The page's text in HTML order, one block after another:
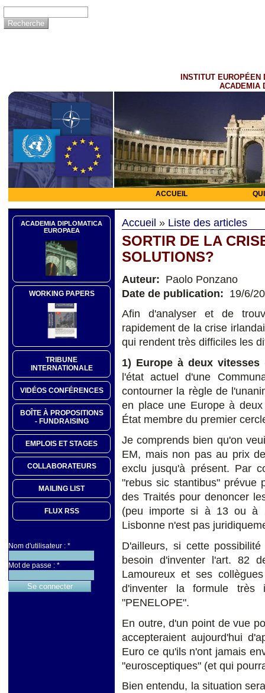
INSTITUT EUROPÉEN
ACADEMIA
ACCUEIL
ACADEMIA DIPLOMATICA
EUROPAEA
WORKING PAPERS
TRIBUNE
INTERNATIONALE
VIDÉOS CONFÉRENCES
BOÎTE À PROPOSITIONS
- FUNDRAISING
EMPLOIS ET STAGES
COLLABORATEURS
MAILING LIST
FLUX RSS
Nom d'utilisateur : *
Mot de passe : *
Accueil » Liste des articles
SORTIR DE LA
SOLUTIONS?
Auteur: Paolo Ponzano
Date de publication: 19/6/
Afin d'analyser et de
rapidement de la crise
qui rendent très difficiles les
1) Europe à deux
l'état actuel d'une
contourner la règle de
en place une Europe à
État membre du premier
Je comprends bien qu'on
EM, mais non pas au prix
exclu jusqu'à présent. Par
"rebus sic stantibus" prévue
des Traités pour denoncer
(peu importe si à 13 ou à
Lisbonne n'est pas
D'ailleurs, si cette
besoin d'inventer l'art. 82
Lamoureux et ses
d'inventer la formule très
"PENELOPE".
En outre, d'un point de vue
accepteraient aujourd'hui
Euro ce qu'ils n'ont jamais
"eurosceptiques" (et qui
Bien entendu, la situation